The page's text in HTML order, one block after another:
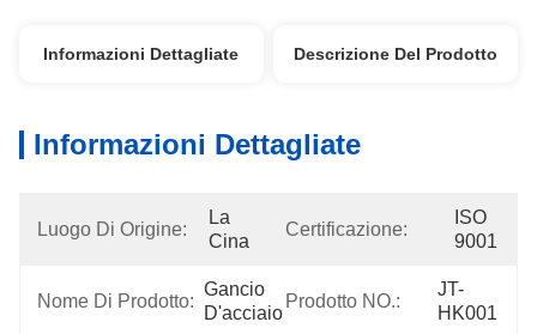
Informazioni Dettagliate Descrizione Del Prodotto
Informazioni Dettagliate
Luogo Di Origine:
La
Cina
Certificazione:
ISO
9001
Nome Di Prodotto:
Gancio
D'acciaio
Prodotto NO.:
JT-
HK001